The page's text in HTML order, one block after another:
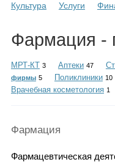
Культура
Услуги
Фармация -
МРТ-КТ 3 Аптеки 47
фирмы 5 Поликлиники 10
Врачебная косметология 1
Фармация
Фармацевтическая